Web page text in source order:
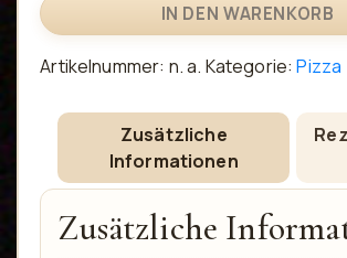
IN DEN WARENKORB
Artikelnummer: n. a. Kategorie:Pizza
Zusätzliche
Informationen
Zusätzliche